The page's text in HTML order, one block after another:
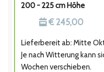
200 - 225 cm Höhe
€ 245,00
Lieferbereit ab: Mitte
Je nach Witterung kann
Wochen verschieben.